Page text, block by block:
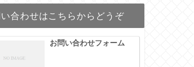
合わせはこちらからどうぞ
お問い合わせフォーム